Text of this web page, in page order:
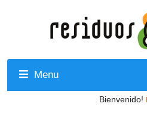
Menu
Bienvenido!